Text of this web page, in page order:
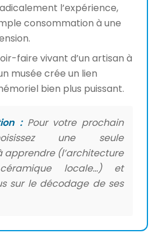
l’expérience,
consommation à une
faire vivant d’un artisan à
musée crée un lien
bien plus puissant.
:Pour votre prochain
une seule
apprendre (l’architecture
locale…) et
sur le décodage de ses